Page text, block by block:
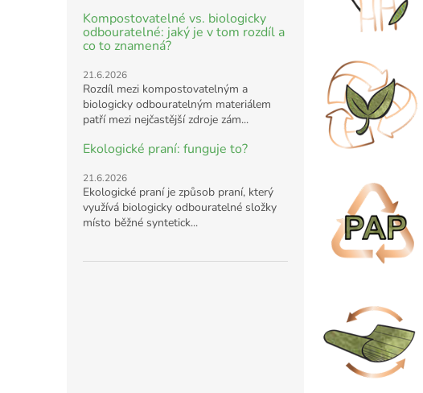
Kompostovatelné vs. biologicky
odbouratelné: jaký je v tom rozdíl a
co to znamená?
21.6.2026
Rozdíl mezi kompostovatelným a
biologicky odbouratelným materiálem
patří mezi nejčastější zdroje zám...
Ekologické praní: funguje to?
21.6.2026
Ekologické praní je způsob praní, který
využívá biologicky odbouratelné složky
místo běžné syntetick...